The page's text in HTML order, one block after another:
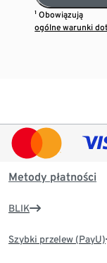
¹ Obowiązują
ogólne warunki
Metody płatności
BLIK
Szybki przelew (PayU)